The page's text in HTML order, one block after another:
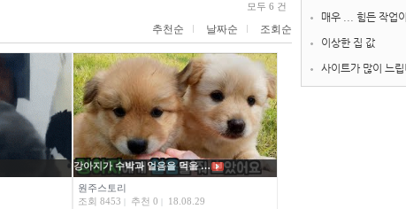
매우 ... 힘든 작업
이상한 집 값
사이트가 많이 느
모두 6 건
추천순 날짜순 조회순
강아지가 수박과 얼음을 먹을 …
원주스토리
조회 8453
추천 0 18.08.29